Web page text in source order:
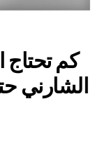
كم تحتاج
الشارني